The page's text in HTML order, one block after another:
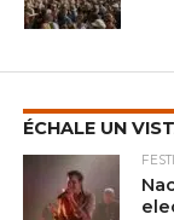
ÉCHALE UN